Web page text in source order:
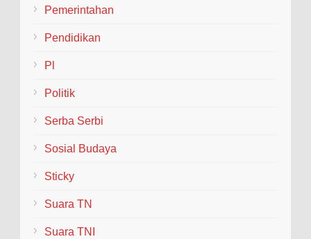
Pemerintahan
Pendidikan
Pl
Politik
Serba Serbi
Sosial Budaya
Sticky
Suara TN
Suara TNI